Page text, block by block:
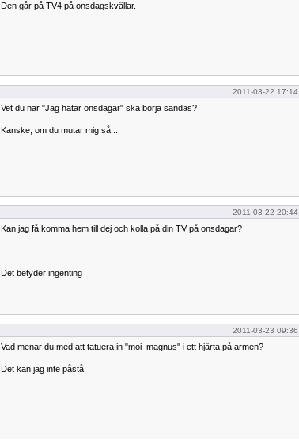
Den går på TV4 på onsdagskvällar.
2011-03-22 17:14
Vet du när "Jag hatar onsdagar" ska börja sändas?
Kanske, om du mutar mig så...
2011-03-22 20:44
Kan jag få komma hem till dej och kolla på din TV på onsdagar?
Det betyder ingenting
2011-03-23 09:36
Vad menar du med att tatuera in "moi_magnus" i ett hjärta på armen?
Det kan jag inte påstå.